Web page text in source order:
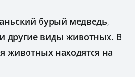
бурый медведь,
другие виды животных. В
животных находятся на